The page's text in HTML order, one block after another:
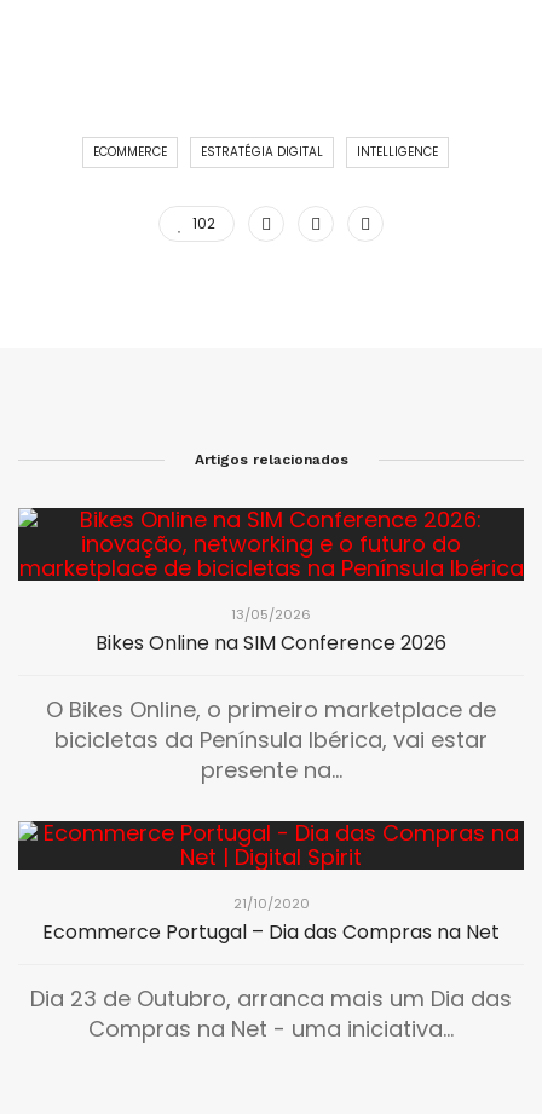
ECOMMERCE ESTRATÉGIA DIGITAL INTELLIGENCE
102
Artigos relacionados
13/05/2026
Bikes Online na SIM Conference 2026
O Bikes Online, o primeiro marketplace de
bicicletas da Península Ibérica, vai estar
presente na...
21/10/2020
Ecommerce Portugal – Dia das Compras na Net
Dia 23 de Outubro, arranca mais um Dia das
Compras na Net - uma iniciativa...